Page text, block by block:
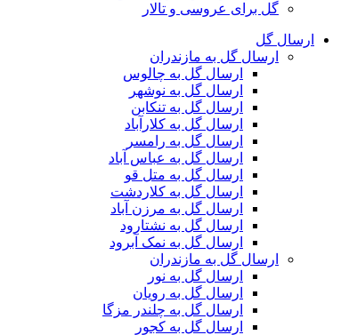
گل برای عروسی و تالار
ارسال گل
ارسال گل به مازندران
ارسال گل به چالوس
ارسال گل به نوشهر
ارسال گل به تنکابن
ارسال گل به کلارآباد
ارسال گل به رامسر
ارسال گل به عباس آباد
ارسال گل به متل قو
ارسال گل به کلاردشت
ارسال گل به مرزن آباد
ارسال گل به نشتارود
ارسال گل به نمک آبرود
ارسال گل به مازندران
ارسال گل به نور
ارسال گل به رویان
ارسال گل به چلندر مزگا
ارسال گل به کجور